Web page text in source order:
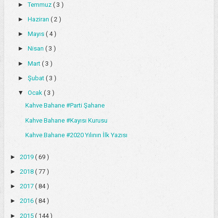
►Temmuz ( 3 )
► Haziran ( 2 )
► Mayıs ( 4 )
► Nisan ( 3 )
► Mart ( 3 )
► Şubat ( 3 )
▼ Ocak ( 3 )
Kahve Bahane #Parti Şahane
Kahve Bahane #Kayısı Kurusu
Kahve Bahane #2020 Yılının İlk Yazısı
► 2019 ( 69 )
► 2018 ( 77 )
► 2017 ( 84 )
► 2016 ( 84 )
► 2015 ( 144 )